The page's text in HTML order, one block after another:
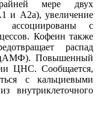
мере двух
и А2а), увеличение
ассоциированы с
Кофеин также
распад
(цАМФ). Повышенный
ЦНС. Сообщается,
с кальциевыми
внутриклеточного